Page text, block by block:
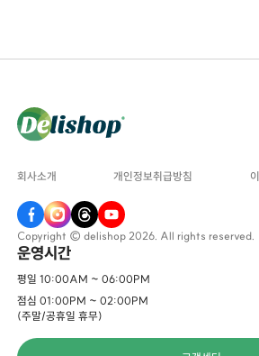
회사소개 개인정보취급방침
Copyright © delishop 2026. All rights reserved.
운영시간
평일 10:00AM ~ 06:00PM
점심 01:00PM ~ 02:00PM
(주말/공휴일 휴무)